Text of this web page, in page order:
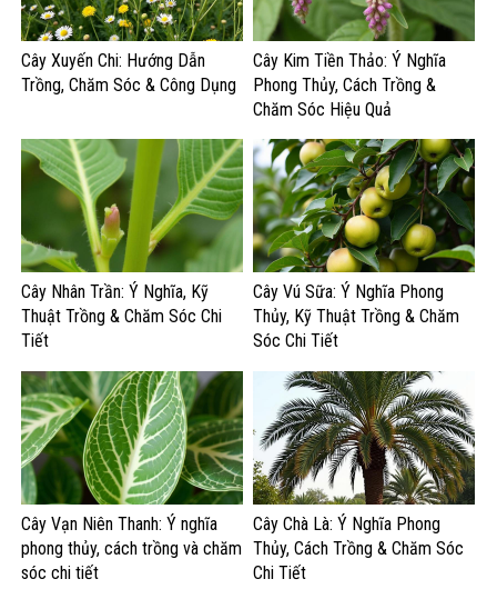
Cây Xuyến Chi: Hướng Dẫn
Trồng, Chăm Sóc & Công Dụng
Cây Kim Tiền Thảo: Ý Nghĩa
Phong Thủy, Cách Trồng &
Chăm Sóc Hiệu Quả
Cây Nhân Trần: Ý Nghĩa, Kỹ
Thuật Trồng & Chăm Sóc Chi
Tiết
Cây Vú Sữa: Ý Nghĩa Phong
Thủy, Kỹ Thuật Trồng & Chăm
Sóc Chi Tiết
Cây Vạn Niên Thanh: Ý nghĩa
phong thủy, cách trồng và chăm
sóc chi tiết
Cây Chà Là: Ý Nghĩa Phong
Thủy, Cách Trồng & Chăm Sóc
Chi Tiết